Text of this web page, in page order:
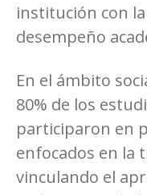
institución con
desempeño
En el ámbito
80% de los
participaron en
enfocados en la
vinculando el